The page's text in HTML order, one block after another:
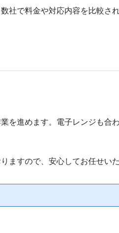
社で料金や対応内容を比較さ
を進めます。電子レンジも合
ますので、安心してお任せいた